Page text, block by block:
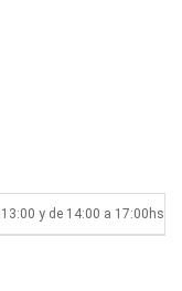
y de 14:00 a 17:00hs